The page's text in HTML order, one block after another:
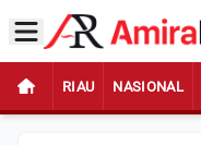
RIAU NASIONAL